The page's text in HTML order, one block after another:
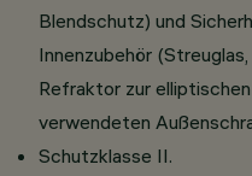
Blendschutz) und
Innenzubehör
Refraktor zur
verwendeten
Schutzklasse II.